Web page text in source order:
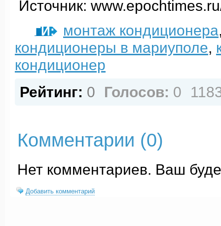
Источник:
ТЕГИ: монтаж кондиционера
кондиционеры в мариуполе,
кондиционер
Рейтинг: 0 Голосов: 0
Комментарии (0)
Нет комментариев. Ваш
Добавить комментарий